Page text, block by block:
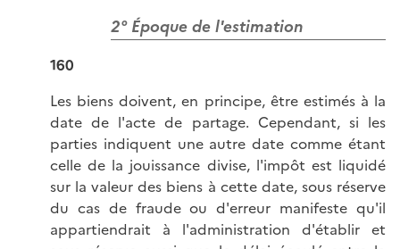
2° Époque de l'estimation
160
Les biens doivent, en principe, être estimés à la
date de l'acte de partage. Cependant, si les
parties indiquent une autre date comme étant
celle de la jouissance divise, l'impôt est liquidé
sur la valeur des biens à cette date, sous réserve
du cas de fraude ou d'erreur manifeste qu'il
appartiendrait à l'administration d'établir et